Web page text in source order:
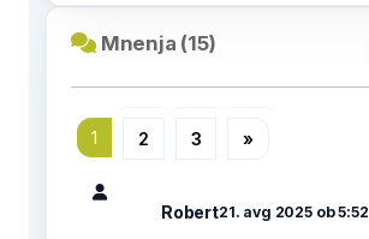
Mnenja (15)
1 2 3 »
Robert21. avg 2025 ob 5:52